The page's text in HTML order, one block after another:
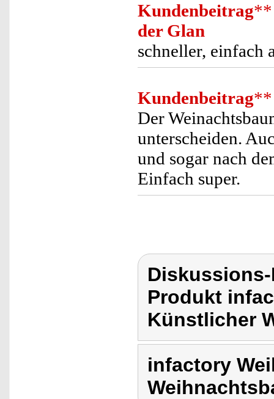
Kundenbeitrag**
der Glan
schneller, einfach
Kundenbeitrag**
Der
unterscheiden.
und sogar nach
Einfach super.
Produkt
Künstlicher
infactory